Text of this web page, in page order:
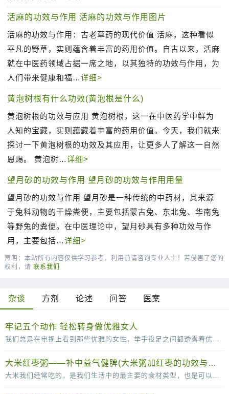
活麻的功效与作用 活麻的功效与作用图片
活麻的功效与作用：古老草药的现代价值 活麻，这种看似
平凡的野草，实则蕴含着丰富的药用价值。自古以来，活麻
就在中医药领域占据一席之地，以其独特的功效与作用，为
人们带来健康和福…详细>
黄泡树根有什么功效(黄泡根是什么)
黄泡树根的功效与应用 黄泡树根，这一在中医药学中鲜为
人知的宝藏，实则蕴藏着丰富的药用价值。今天，我们就来
探讨一下黄泡树根的功效及其应用，让更多人了解这一自然
恩赐。 黄泡树…详细>
望月砂的功效与作用 望月砂的功效与作用用量
望月砂的功效与作用 望月砂是一种传统的中药材，其来源
于兔科动物的干燥粪便，主要包括蒙古兔、东北兔、华南兔
等野兔的粪便。在中医理论中，望月砂具有多种功效与作
用，主要包括…详细>
声明：本站所有内容仅供学习参考，利用前请咨询专业人士！若侵害了您的
权利，请 联系我们
杂谈 方剂 论述 问答 医案
牢记五个动作 轻松转身做优雅女人
我们总是在电视上看到那些优雅的女性，举手投足之间都透露着优雅。其实，漂亮的女人不单单是脸蛋长得漂亮，拥有一个完美的身材，更要有气质，而气质并不是一天两天就可以培养出来的，需
大米红枣粥——补中益气健脾(大米粥加红枣的功效与作用)
大米我们经常吃的，是我们生活中的最主要的食材类型，也是可以补充丰富的碳水化合物的重要的来源。大米和红枣搭配煮粥的话可以有滋补气血的作用，红枣可以补血，而且还可以补铁的哦